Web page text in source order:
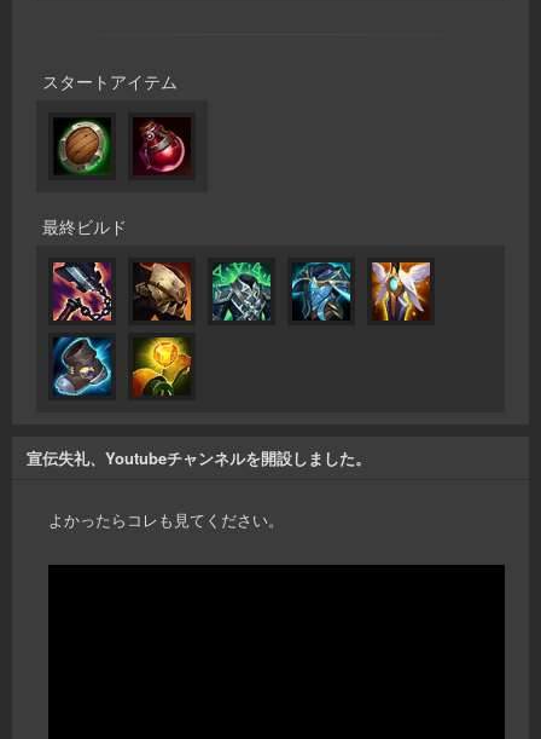
スタートアイテム
最終ビルド
宣伝失礼、Youtubeチャンネルを開設しました。
よかったらコレも見てください。